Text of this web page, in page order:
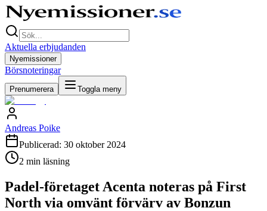
Aktuella erbjudanden
Nyemissioner
Börsnoteringar
Prenumerera Toggla meny
Andreas Poike
Publicerad: 30 oktober 2024
2 min läsning
Padel-företaget Acenta noteras på First
North via omvänt förvärv av Bonzun